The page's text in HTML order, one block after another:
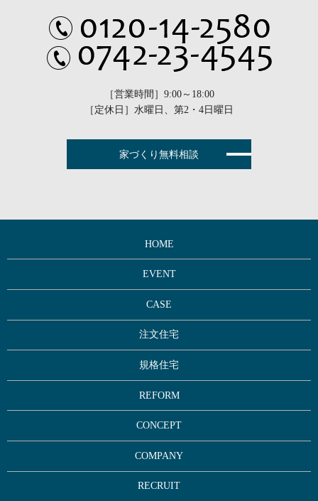
［営業時間］9:00～18:00
［定休日］水曜日、第2・4日曜日
家づくり無料相談
HOME
EVENT
CASE
注文住宅
規格住宅
REFORM
CONCEPT
COMPANY
RECRUIT